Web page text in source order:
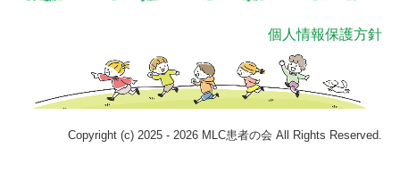
個人情報保護方針
Copyright (c) 2025 - 2026 MLC患者の会 All Rights Reserved.